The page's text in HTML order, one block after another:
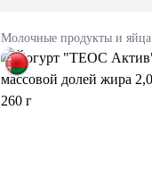
Молочные продукты и яйца